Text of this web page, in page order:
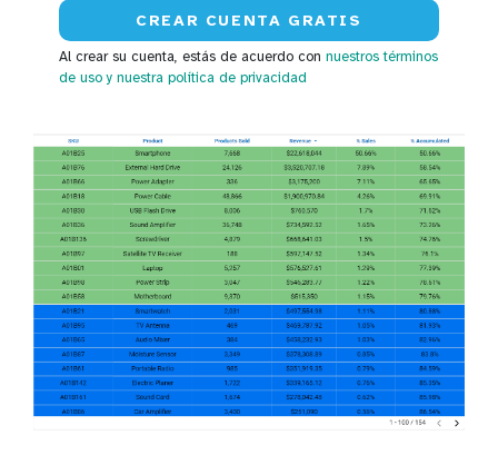
Al crear su cuenta, estás de acuerdo con nuestros términos
de uso y nuestra política de privacidad